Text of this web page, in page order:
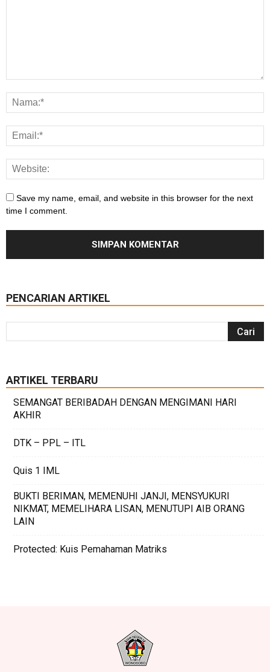
Save my name, email, and website in this browser for the next
time I comment.
PENCARIAN ARTIKEL
ARTIKEL TERBARU
SEMANGAT BERIBADAH DENGAN MENGIMANI HARI
AKHIR
DTK – PPL – ITL
Quis 1 IML
BUKTI BERIMAN, MEMENUHI JANJI, MENSYUKURI
NIKMAT, MEMELIHARA LISAN, MENUTUPI AIB ORANG
LAIN
Protected: Kuis Pemahaman Matriks